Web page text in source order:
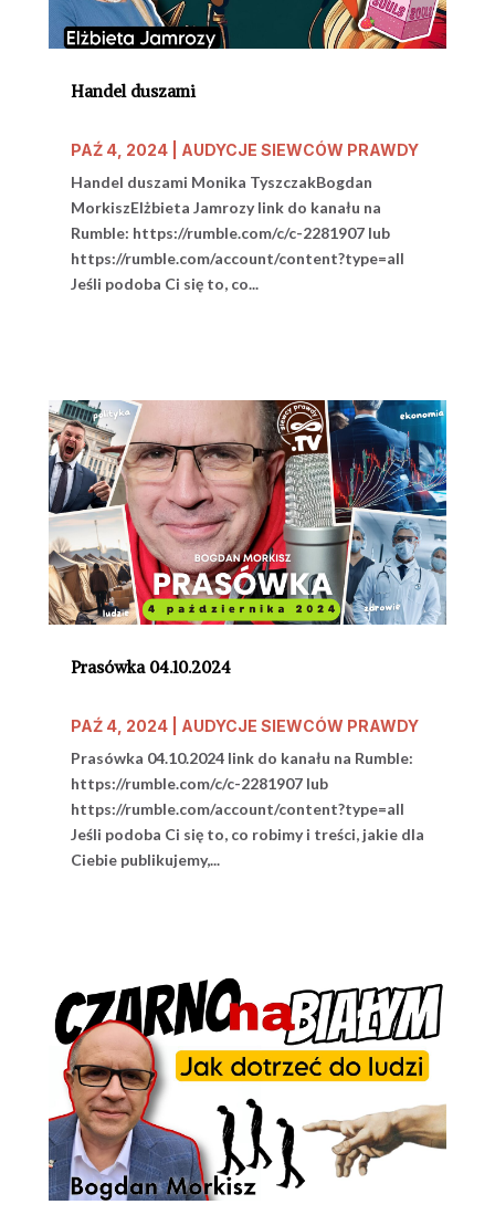
Handel duszami
PAŹ 4, 2024| AUDYCJE SIEWCÓW PRAWDY
Handel duszami Monika TyszczakBogdan
MorkiszElżbieta Jamrozy link do kanału na
Rumble: https://rumble.com/c/c-2281907 lub
https://rumble.com/account/content?type=all
Jeśli podoba Ci się to, co...
Prasówka 04.10.2024
PAŹ 4, 2024| AUDYCJE SIEWCÓW PRAWDY
Prasówka 04.10.2024 link do kanału na Rumble:
https://rumble.com/c/c-2281907 lub
https://rumble.com/account/content?type=all
Jeśli podoba Ci się to, co robimy i treści, jakie dla
Ciebie publikujemy,...